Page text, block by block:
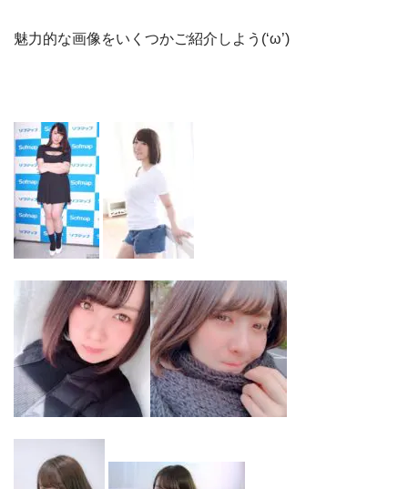
魅力的な画像をいくつかご紹介しよう(‘ω’)